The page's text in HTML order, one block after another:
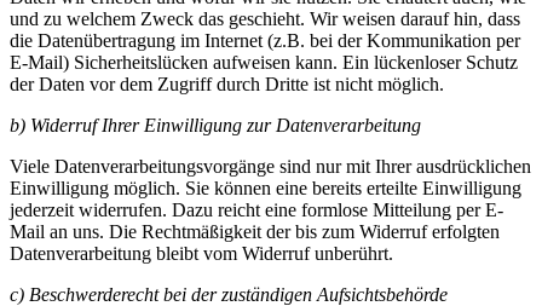
und zu welchem Zweck das geschieht. Wir weisen darauf hin, dass
die Datenübertragung im Internet (z.B. bei der Kommunikation per
E-Mail) Sicherheitslücken aufweisen kann. Ein lückenloser Schutz
der Daten vor dem Zugriff durch Dritte ist nicht möglich.
b) Widerruf Ihrer Einwilligung zur Datenverarbeitung
Viele Datenverarbeitungsvorgänge sind nur mit Ihrer ausdrücklichen
Einwilligung möglich. Sie können eine bereits erteilte Einwilligung
jederzeit widerrufen. Dazu reicht eine formlose Mitteilung per E-
Mail an uns. Die Rechtmäßigkeit der bis zum Widerruf erfolgten
Datenverarbeitung bleibt vom Widerruf unberührt.
c) Beschwerderecht bei der zuständigen Aufsichtsbehörde